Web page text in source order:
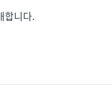
근 대회 기준)
합니다.